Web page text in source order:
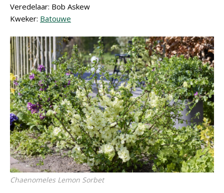
Veredelaar: Bob Askew
Kweker: Batouwe
ChaenomelesLemon Sorbet